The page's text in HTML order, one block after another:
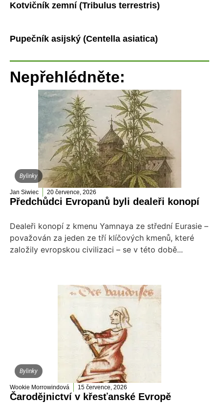
Kotvičník zemní (Tribulus terrestris)
Pupečník asijský (Centella asiatica)
Nepřehlédněte:
Bylinky
Jan Siwiec 20 července, 2026
Předchůdci Evropanů byli dealeři konopí
Dealeři konopí z kmenu Yamnaya ze střední Eurasie –
považován za jeden ze tří klíčových kmenů, které
založily evropskou civilizaci – se v této době...
Bylinky
Wookie Morrowindová 15 července, 2026
Čarodějnictví v křesťanské Evropě